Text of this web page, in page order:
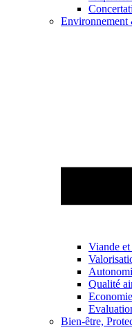
Environnement
Viande
Qualité
Bien-être,